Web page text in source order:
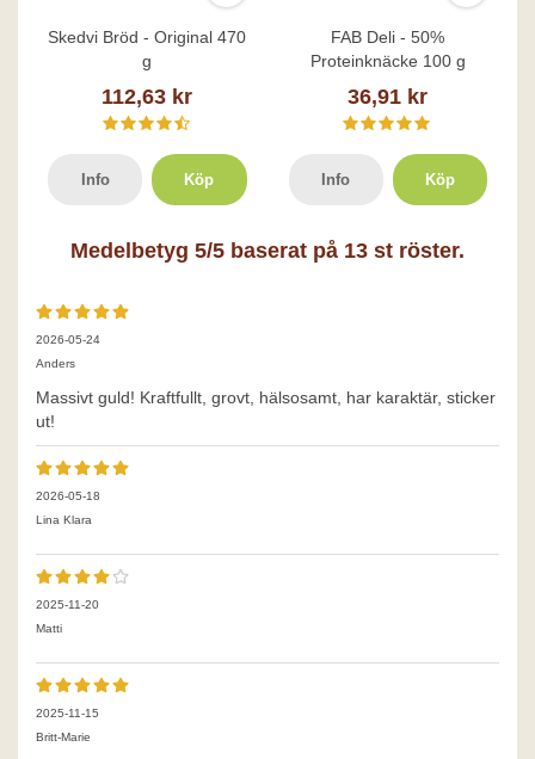
Skedvi Bröd - Original 470
g
112,63 kr
Info Köp
FAB Deli - 50%
Proteinknäcke 100 g
36,91 kr
Info Köp
Medelbetyg 5/5 baserat på 13 st röster.
2026-05-24
Anders
Massivt guld! Kraftfullt, grovt, hälsosamt, har karaktär, sticker
ut!
2026-05-18
Lina Klara
2025-11-20
Matti
2025-11-15
Britt-Marie